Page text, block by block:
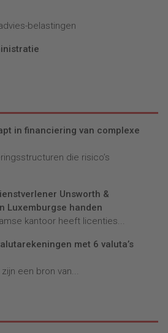
belastingen
in financiering van complexe
die risico’s
Unsworth &
Luxemburgse handen
kantoor heeft licenties...
met 6 valuta’s
een bron van...